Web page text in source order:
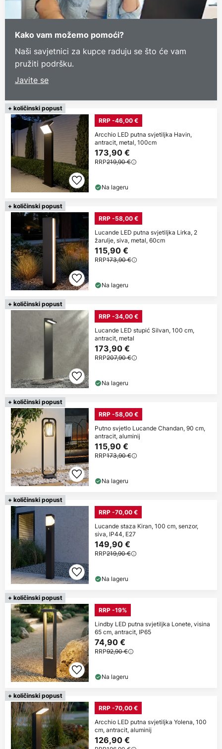
Kako vam možemo pomoći?
Naši savjetnici za kupce raduju se što će vam
pružiti podršku.
Javite se
+ količinski popust
RRP -46,00 €
Arcchio LED putna svjetiljka Havin,
antracit, metal, 100cm
173,90 €
RRP219,90 €
Na lageru
+ količinski popust
RRP -58,00 €
Lucande LED putna svjetiljka Lirka, 2
žarulje, siva, metal, 60cm
115,90 €
RRP173,90 €
Na lageru
+ količinski popust
RRP -34,00 €
Lucande LED stupić Silvan, 100 cm,
antracit, metal
173,90 €
RRP207,90 €
Na lageru
+ količinski popust
RRP -58,00 €
Putno svjetlo Lucande Chandan, 90 cm,
antracit, aluminij
115,90 €
RRP173,90 €
Na lageru
+ količinski popust
RRP -70,00 €
Lucande staza Kiran, 100 cm, senzor,
siva, IP44, E27
149,90 €
RRP219,90 €
Na lageru
+ količinski popust
RRP -19%
Lindby LED putna svjetiljka Lonete, visina
65 cm, antracit, IP65
74,90 €
RRP92,90 €
Na lageru
+ količinski popust
RRP -70,00 €
Arcchio LED putna svjetiljka Yolena, 100
cm, antracit, aluminij
126,90 €